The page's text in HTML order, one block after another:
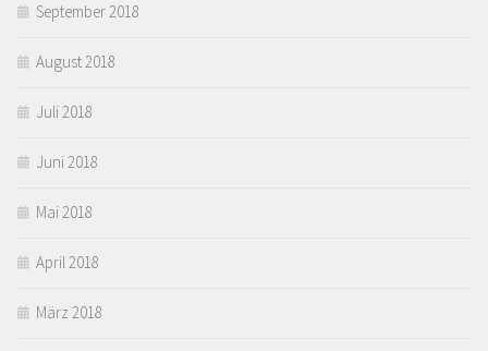
September 2018
August 2018
Juli 2018
Juni 2018
Mai 2018
April 2018
März 2018